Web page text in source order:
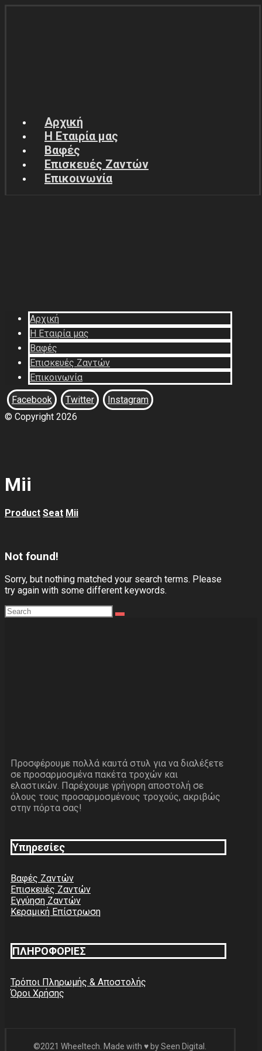
Αρχική
Η Εταιρία μας
Βαφές
Επισκευές Ζαντών
Επικοινωνία
Αρχική
Η Εταιρία μας
Βαφές
Επισκευές Ζαντών
Επικοινωνία
Facebook
Twitter
Instagram
© Copyright 2026
Mii
Product Seat Mii
Not found!
Sorry, but nothing matched your search terms. Please
try again with some different keywords.
Προσφέρουμε πολλά καυτά στυλ για να διαλέξετε
σε προσαρμοσμένα πακέτα τροχών και
ελαστικών. Παρέχουμε γρήγορη αποστολή σε
όλους τους προσαρμοσμένους τροχούς, ακριβώς
στην πόρτα σας!
Υπηρεσίες
Βαφές Ζαντών
Επισκευές Ζαντών
Εγγύηση Ζαντών
Κεραμική Επίστρωση
ΠΛΗΡΟΦΟΡΙΕΣ
Τρόποι Πληρωμής & Αποστολής
Όροι Χρήσης
©2021 Wheeltech. Made with ♥ by Seen Digital.